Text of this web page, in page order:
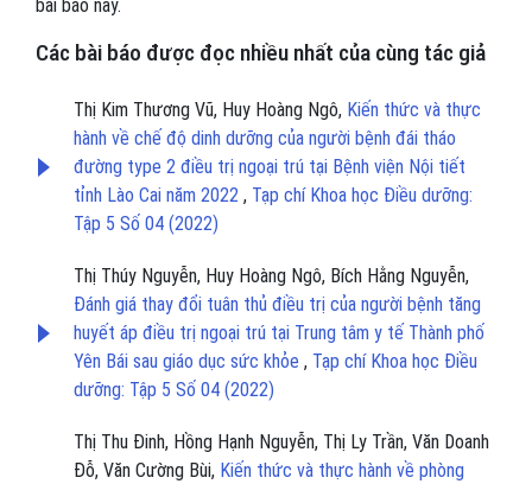
bài báo này.
Các bài báo được đọc nhiều nhất của cùng tác giả
Thị Kim Thương Vũ, Huy Hoàng Ngô, Kiến thức và thực
hành về chế độ dinh dưỡng của người bệnh đái tháo
đường type 2 điều trị ngoại trú tại Bệnh viện Nội tiết
tỉnh Lào Cai năm 2022 , Tạp chí Khoa học Điều dưỡng:
Tập 5 Số 04 (2022)
Thị Thúy Nguyễn, Huy Hoàng Ngô, Bích Hằng Nguyễn,
Đánh giá thay đổi tuân thủ điều trị của người bệnh tăng
huyết áp điều trị ngoại trú tại Trung tâm y tế Thành phố
Yên Bái sau giáo dục sức khỏe , Tạp chí Khoa học Điều
dưỡng: Tập 5 Số 04 (2022)
Thị Thu Đinh, Hồng Hạnh Nguyễn, Thị Ly Trần, Văn Doanh
Đỗ, Văn Cường Bùi, Kiến thức và thực hành về phòng